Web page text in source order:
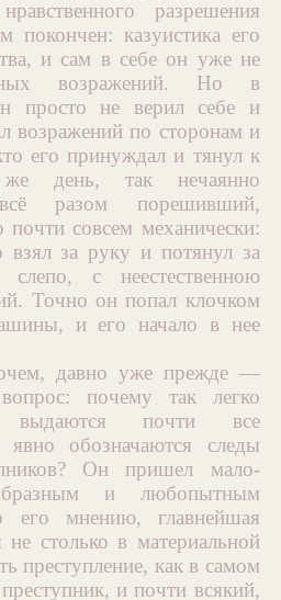
разрешения
казуистика его
и сам в себе он уже не
возражений. Но в
просто не верил себе и
возражений по сторонам и
его принуждал и тянул к
день, так нечаянно
разом порешивший,
почти совсем механически:
взял за руку и потянул за
слепо, с неестественною
Точно он попал клочком
и его начало в нее
давно уже прежде —
почему так легко
выдаются почти все
явно обозначаются следы
Он пришел мало-
и любопытным
его мнению, главнейшая
не столько в материальной
преступление, как в самом
и почти всякий,